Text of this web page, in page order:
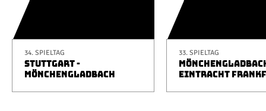
34. SPIELTAG
STUTTGART -
MÖNCHENGLADBACH
33. SPIELTAG
EINTRACHT